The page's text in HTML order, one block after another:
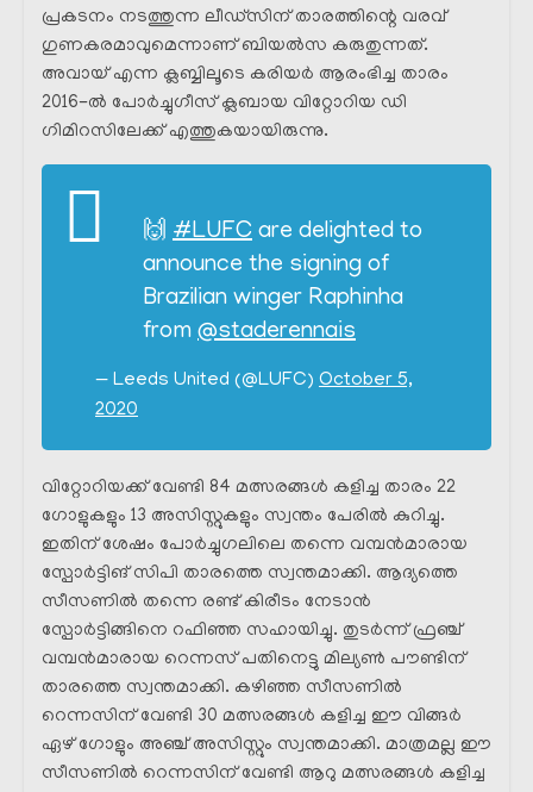
പ്രകടനം നടത്തുന്ന ലീഡ്‌സിന് താരത്തിന്റെ വരവ്
ഗുണകരമാവുമെന്നാണ് ബിയൽസ കരുതുന്നത്.
അവായ് എന്ന ക്ലബ്ബിലൂടെ കരിയർ ആരംഭിച്ച താരം
2016-ൽ പോർച്ചുഗീസ് ക്ലബായ വിറ്റോറിയ ഡി
ഗിമിറസിലേക്ക് എത്തുകയായിരുന്നു.
🙌 #LUFC are delighted to
announce the signing of
Brazilian winger Raphinha
from @staderennais
— Leeds United (@LUFC) October 5,
2020
വിറ്റോറിയക്ക് വേണ്ടി 84 മത്സരങ്ങൾ കളിച്ച താരം 22
ഗോളുകളും 13 അസിസ്റ്റുകളും സ്വന്തം പേരിൽ കുറിച്ചു.
ഇതിന് ശേഷം പോർച്ചുഗലിലെ തന്നെ വമ്പൻമാരായ
സ്പോർട്ടിങ് സിപി താരത്തെ സ്വന്തമാക്കി. ആദ്യത്തെ
സീസണിൽ തന്നെ രണ്ട് കിരീടം നേടാൻ
സ്പോർട്ടിങ്ങിനെ റഫിഞ്ഞ സഹായിച്ചു. തുടർന്ന് ഫ്രഞ്ച്
വമ്പൻമാരായ റെന്നസ് പതിനെട്ടു മില്യൺ പൗണ്ടിന്
താരത്തെ സ്വന്തമാക്കി. കഴിഞ്ഞ സീസണിൽ
റെന്നസിന് വേണ്ടി 30 മത്സരങ്ങൾ കളിച്ച ഈ വിങ്ങർ
ഏഴ് ഗോളും അഞ്ച് അസിസ്റ്റും സ്വന്തമാക്കി. മാത്രമല്ല ഈ
സീസണിൽ റെന്നസിന് വേണ്ടി ആറു മത്സരങ്ങൾ കളിച്ച